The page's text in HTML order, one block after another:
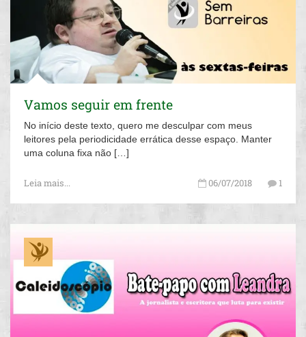
Vamos seguir em frente
No início deste texto, quero me desculpar com meus
leitores pela periodicidade errática desse espaço. Manter
uma coluna fixa não […]
Leia mais... 06/07/2018 1